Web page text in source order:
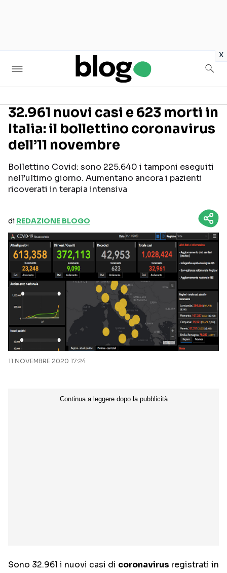
x
Seguici sui social
32.961 nuovi casi e 623 morti in
Italia: il bollettino coronavirus
dell’11 novembre
Bollettino Covid: sono 225.640 i tamponi eseguiti
nell’ultimo giorno. Aumentano ancora i pazienti
ricoverati in terapia intensiva
di REDAZIONE BLOGO
11 NOVEMBRE 2020 17:24
Sono 32.961 i nuovi casi di coronavirus registrati in